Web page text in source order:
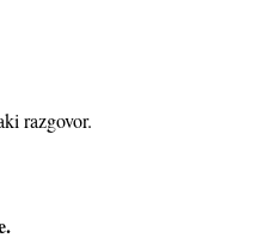
razgovor.